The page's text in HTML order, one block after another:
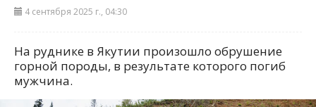
4 сентября 2025 г., 04:30
На руднике в Якутии произошло обрушение
горной породы, в результате которого погиб
мужчина.